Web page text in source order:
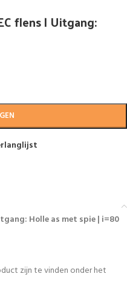
flens | Uitgang:
Holle as met spie | i=80
zijn te vinden onder het